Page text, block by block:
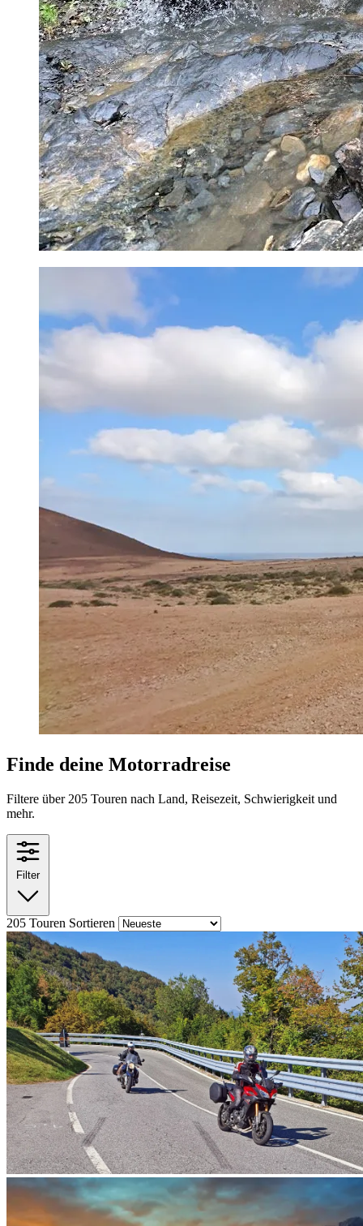
Finde deine Motorradreise
Filtere über 205 Touren nach Land, Reisezeit, Schwierigkeit und
mehr.
Filter
205 Touren Sortieren